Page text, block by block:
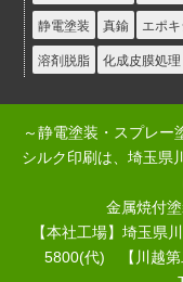
静電塗装 真鍮 エポ
溶剤脱脂 化成皮膜処理
～静電塗装・スプレー
シルク印刷は、埼玉県
金属焼付
【本社工場】埼玉
5800(代) 【川越